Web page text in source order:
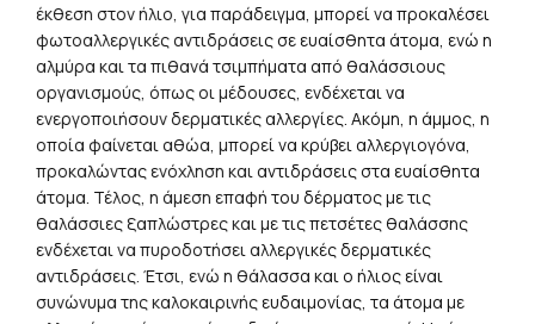
οργανισμούς, όπως οι μέδουσες, ενδέχεται να
ενεργοποιήσουν δερματικές αλλεργίες. Ακόμη, η άμμος, η
οποία φαίνεται αθώα, μπορεί να κρύβει αλλεργιογόνα,
προκαλώντας ενόχληση και αντιδράσεις στα ευαίσθητα
άτομα. Τέλος, η άμεση επαφή του δέρματος με τις
θαλάσσιες ξαπλώστρες και με τις πετσέτες θαλάσσης
ενδέχεται να πυροδοτήσει αλλεργικές δερματικές
αντιδράσεις. Έτσι, ενώ η θάλασσα και ο ήλιος είναι
συνώνυμα της καλοκαιρινής ευδαιμονίας, τα άτομα με
αλλεργίες πρέπει να είναι ιδιαίτερα προσεκτικά. Η μέγιστη
δυνατή αποφυγή της έκθεσης στο ήλιο, η εφαρμογή
υποαλλεργικού αντηλιακού με υψηλό δείκτη προστασίας,